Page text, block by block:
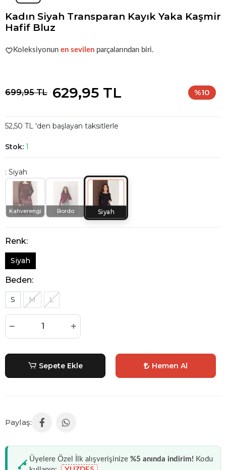
Kadın Siyah Transparan Kayık Yaka Kaşmir
Hafif Bluz
Popüler seçim!
Koleksiyonun en sevilen parçalarından biri.
699,95 TL 629,95 TL %10
52,50 TL 'den başlayan taksitlerle
Stok: 1
: Siyah
Kahverengi Bordo Siyah
Renk:
Siyah
Beden:
S M L
Sepete Ekle Hemen Al
Üyelere Özel İlk alışverişinize %5 anında indirim! Kodu